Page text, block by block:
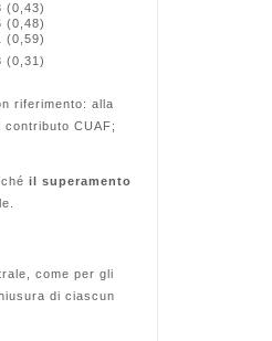
(0,43)
(0,48)
(0,59)
(0,31)
riferimento: alla
CUAF;
il superamento
come per gli
di ciascun